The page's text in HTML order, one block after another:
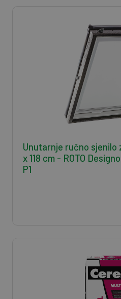
Unutarnje ručno sjenilo
x 118 cm - ROTO
P1